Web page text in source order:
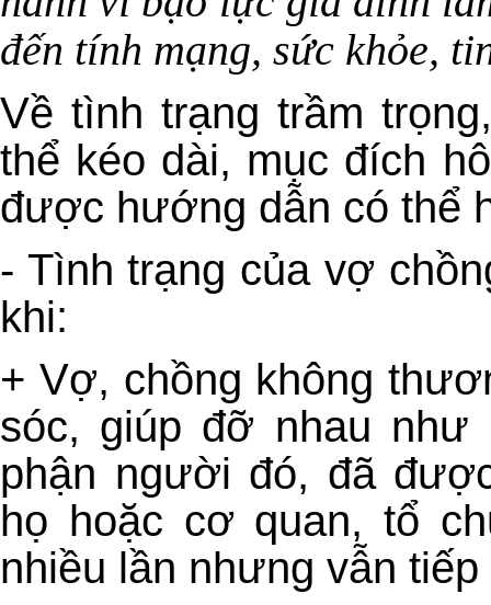
đến tính mạng, sức khỏe,
Về tình trạng trầm
thể kéo dài, mục đích
được hướng dẫn có thể
- Tình trạng của vợ
khi:
+ Vợ, chồng không
sóc, giúp đỡ nhau
phận người đó, đã
họ hoặc cơ quan, tổ
nhiều lần nhưng vẫn